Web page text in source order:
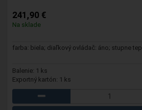
241,90 €
Na sklade
farba: biela; diaľkový ovládač: áno; stupne
Balenie: 1 ks
Exportný kartón: 1 ks